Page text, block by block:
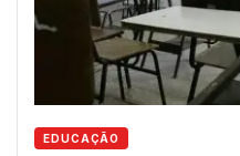
EDUCAÇÃO